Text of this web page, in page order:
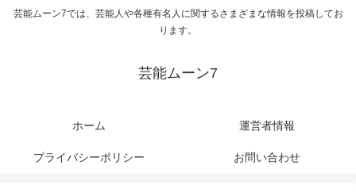
芸能ムーン7では、芸能人や各種有名人に関するさまざまな情報を投稿してお
ります。
芸能ムーン7
ホーム 運営者情報
プライバシーポリシー お問い合わせ